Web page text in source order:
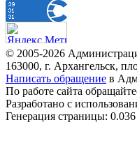
© 2005-2026
163000, г. Архангельск,
Написать обращение в
По работе сайта
Разработано с
Генерация страницы: 0.036